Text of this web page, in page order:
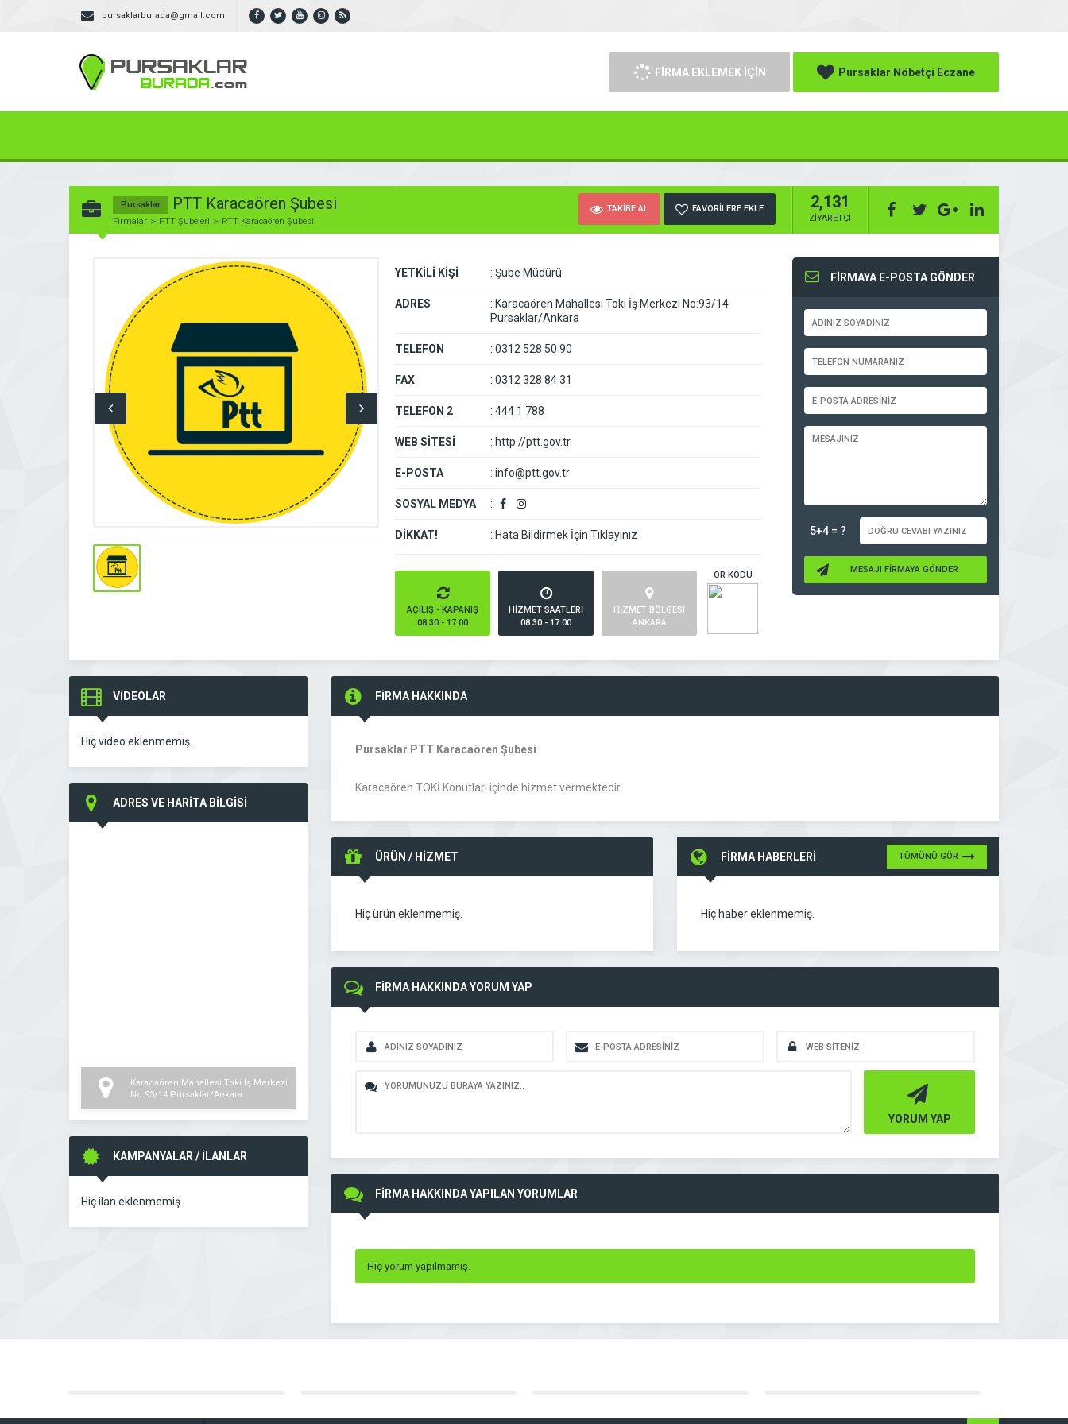
pursaklarburada@gmail.com
FİRMA EKLEMEK İÇİN Pursaklar Nöbetçi Eczane
Pursaklar PTT Karacaören Şubesi
Firmalar PTT Şubeleri PTT Karacaören Şubesi
TAKİBE AL FAVORİLERE EKLE 2,131
ZİYARETÇİ
YETKİLİ KİŞİ : Şube Müdürü
ADRES : Karacaören Mahallesi Toki İş Merkezi No:93/14
Pursaklar/Ankara
TELEFON : 0312 528 50 90
FAX : 0312 328 84 31
TELEFON 2 : 444 1 788
WEB SİTESİ : http://ptt.gov.tr
E-POSTA : info@ptt.gov.tr
SOSYAL MEDYA :
DİKKAT! : Hata Bildirmek İçin Tıklayınız
AÇILIŞ - KAPANIŞ
08:30 - 17:00
HİZMET SAATLERİ
08:30 - 17:00
HİZMET BÖLGESİ
ANKARA
QR KODU
FİRMAYA E-POSTA GÖNDER
5+4 = ?
MESAJI FİRMAYA GÖNDER
VİDEOLAR
Hiç video eklenmemiş.
ADRES VE HARİTA BİLGİSİ
Karacaören Mahallesi Toki İş Merkezi
No:93/14 Pursaklar/Ankara
KAMPANYALAR / İLANLAR
Hiç ilan eklenmemiş.
FİRMA HAKKINDA
Pursaklar PTT Karacaören Şubesi
Karacaören TOKİ Konutları içinde hizmet vermektedir.
ÜRÜN / HİZMET
Hiç ürün eklenmemiş.
FİRMA HABERLERİ TÜMÜNÜ GÖR
Hiç haber eklenmemiş.
FİRMA HAKKINDA YORUM YAP
YORUM YAP
FİRMA HAKKINDA YAPILAN YORUMLAR
Hiç yorum yapılmamış.